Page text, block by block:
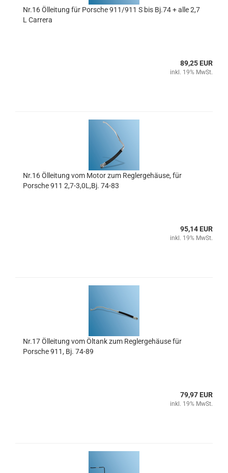
Nr.16 Ölleitung für Porsche 911/911 S bis Bj.74 + alle 2,7
L Carrera
89,25 EUR
inkl. 19% MwSt.
Nr.16 Ölleitung vom Motor zum Reglergehäuse, für
Porsche 911 2,7-3,0L,Bj. 74-83
95,14 EUR
inkl. 19% MwSt.
Nr.17 Ölleitung vom Öltank zum Reglergehäuse für
Porsche 911, Bj. 74-89
79,97 EUR
inkl. 19% MwSt.